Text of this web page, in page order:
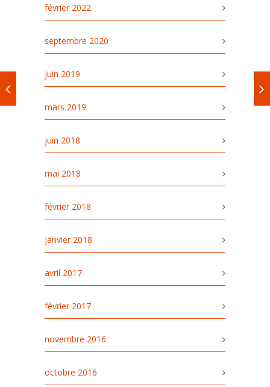
février 2022
septembre 2020
juin 2019
mars 2019
juin 2018
mai 2018
février 2018
janvier 2018
avril 2017
février 2017
novembre 2016
octobre 2016